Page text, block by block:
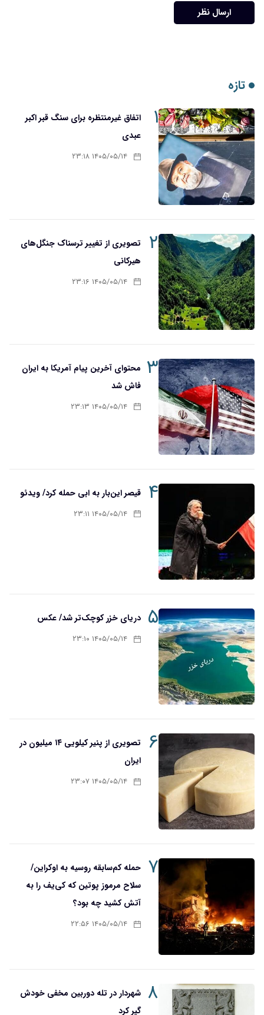
ارسال نظر
تازه
۱
اتفاق غیرمنتظره برای سنگ قبر اکبر
عبدی
۱۴۰۵/۰۵/۱۴ ۲۳:۱۸
۲
تصویری از تغییر ترسناک جنگل‌های
هیرکانی
۱۴۰۵/۰۵/۱۴ ۲۳:۱۶
۳ محتوای آخرین پیام آمریکا به ایران
فاش شد
۱۴۰۵/۰۵/۱۴ ۲۳:۱۳
۴ قیصر این‌بار به ابی حمله کرد/ ویدئو
۱۴۰۵/۰۵/۱۴ ۲۳:۱۱
۵ دریای خزر کوچک‌تر شد/ عکس
۱۴۰۵/۰۵/۱۴ ۲۳:۱۰
۶
تصویری از پنیر کیلویی ۱۴ میلیون در
ایران
۱۴۰۵/۰۵/۱۴ ۲۳:۰۷
۷ حمله کم‌سابقه روسیه به اوکراین/
سلاح مرموز پوتین که کی‌یف را به
آتش کشید چه بود؟
۱۴۰۵/۰۵/۱۴ ۲۲:۵۶
۸ شهردار در تله دوربین مخفی خودش
گیر کرد